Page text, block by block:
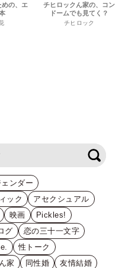
めの、エ
チヒロックん家の、コン
ドームでも見てく？
チヒロック
ェンダー
ック
アセクシュアル
映画
Pickles!
グ
恋の三十一文字
性トーク
家 同性婚
友情結婚